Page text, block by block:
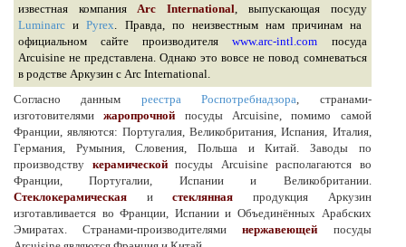
известная компания Arc International , выпускающая посуду
Luminarc иPyrex . Правда, по неизвестным нам причинам на
официальном сайте производителяwww.arc-intl.com посуда
Arcuisine не представлена. Однако это вовсе не повод сомневаться
в родстве Аркузин с Arc International.
Согласно данным реестра Роспотребнадзора , странами-
изготовителямижаропрочной посуды Arcuisine, помимо самой
Франции, являются: Португалия, Великобритания, Испания, Италия,
Германия, Румыния, Словения, Польша и Китай. Заводы по
производству керамическойпосуды Arcuisine располагаются во
Франции, Португалии, Испании и Великобритании.
Стеклокерамическая истеклянная продукция Аркузин
изготавливается во Франции, Испании и Объединённых Арабских
Эмиратах. Странами-производителяминержавеющей посуды